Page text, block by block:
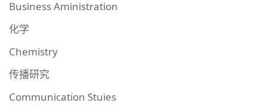
Business Aministration
化学
Chemistry
传播研究
Communication Stuies